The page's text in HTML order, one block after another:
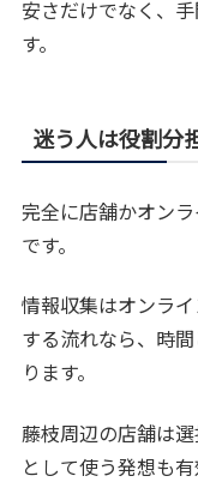
安さだけでなく、
す。
迷う人は役割分
完全に店舗かオン
です。
情報収集はオンラ
する流れなら、時
ります。
藤枝周辺の店舗は
として使う発想も有